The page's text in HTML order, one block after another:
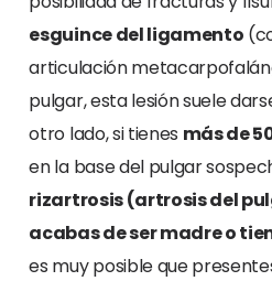
esguince del ligamento
articulación
pulgar, esta lesión suele
otro lado, si tienes más de
en la base del pulgar
rizartrosis (artrosis del
acabas de ser madre o
es muy posible que